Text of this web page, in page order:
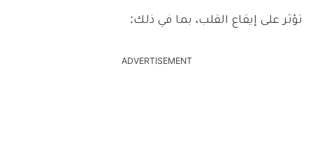
تؤثر على إيقاع القلب، بما في ذلك:
ADVERTISEMENT